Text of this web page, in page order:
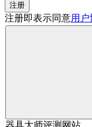
注册
注册即表示同意用户